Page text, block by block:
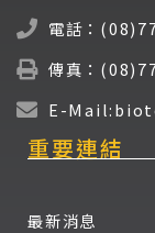
電話：
傳真：
E-
重要連結
最新消息